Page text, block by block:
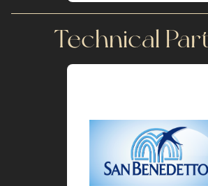
Technical